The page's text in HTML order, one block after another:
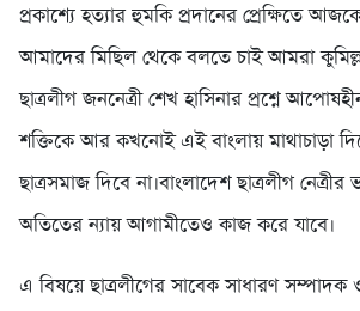
প্রকাশ্যে হত্যার হুমকি প্রদানের প্রেক্ষিতে
আমাদের মিছিল থেকে বলতে চাই আমরা কুমিল্লা
ছাত্রলীগ জননেত্রী শেখ হাসিনার প্রশ্নে
শক্তিকে আর কখনোই এই বাংলায় মাথাচাড়া
ছাত্রসমাজ দিবে না।বাংলাদেশ ছাত্রলীগ নেত্রীর
অতিতের ন্যায় আগামীতেও কাজ করে যাবে।
এ বিষয়ে ছাত্রলীগের সাবেক সাধারণ